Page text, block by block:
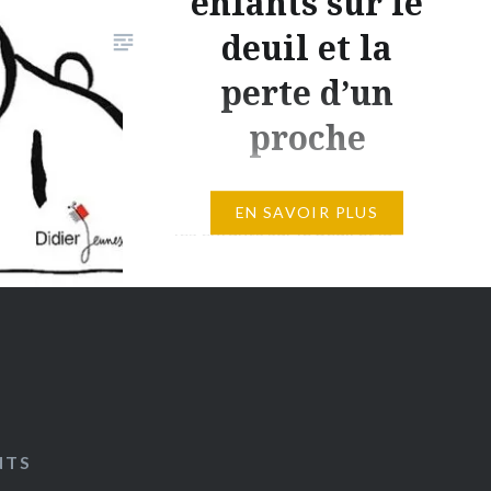
deuil et la
perte d’un
proche
Et après… : un livre sensible pour
les enfants sur le deuil et la
un beau livre qui pourra servir
EN SAVOIR PLUS